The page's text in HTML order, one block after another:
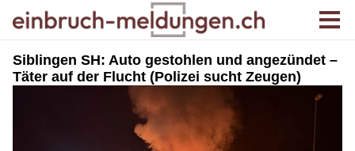
Siblingen SH: Auto gestohlen und angezündet –
Täter auf der Flucht (Polizei sucht Zeugen)